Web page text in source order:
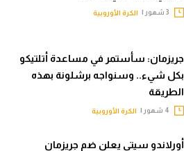
الكرة الأوروبية
جريزمان: سأستمر في مساعدة أتلتيكو
بكل شيء.. وسنواجه برشلونة بهذه
الطريقة
الكرة الأوروبية
أورلاندو سيتي يعلن ضم جريزمان